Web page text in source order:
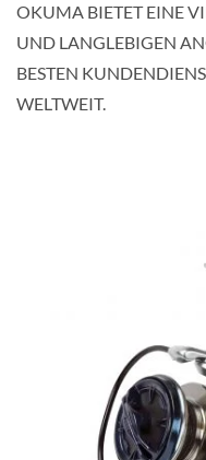
OKUMA BIETET EINE
UND LANGLEBIGEN
BESTEN
WELTWEIT.